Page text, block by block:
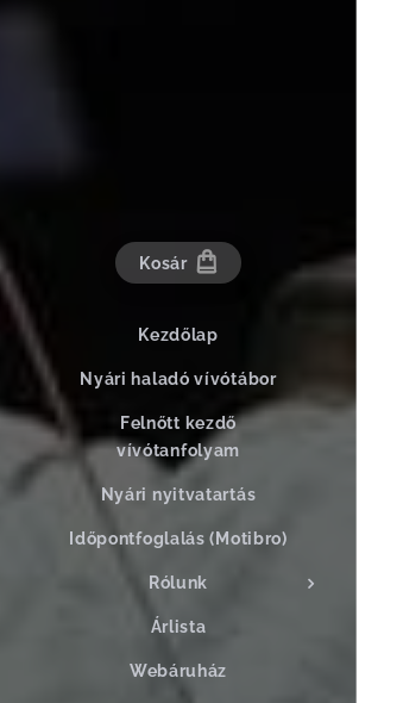
Kosár
Kezdőlap
Nyári haladó vívótábor
Felnőtt kezdő
vívótanfolyam
Nyári nyitvatartás
Időpontfoglalás (Motibro)
Rólunk
Árlista
Webáruház